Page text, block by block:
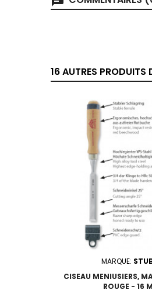
16 AUTRES PRODUITS
MARQUE:
CISEAU MENIUSIERS,
ROUGE - 16